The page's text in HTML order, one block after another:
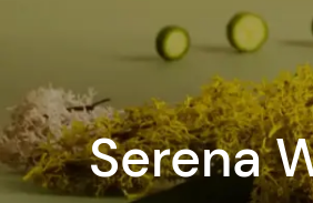
Serena